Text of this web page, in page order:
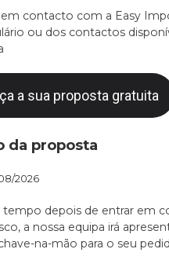
contacto com a Easy
ou dos contactos
a sua proposta gratuita
da proposta
2026
tempo depois de entrar em
a nossa equipa irá
na-mão para o seu